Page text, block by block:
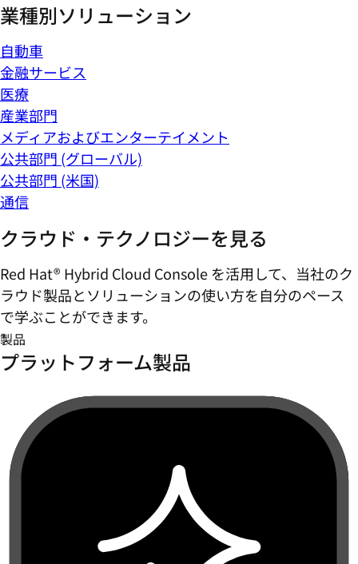
業種別ソリューション
自動車
金融サービス
医療
産業部門
メディアおよびエンターテイメント
公共部門 (グローバル)
公共部門 (米国)
通信
クラウド・テクノロジーを見る
Red Hat® Hybrid Cloud Console を活用して、当社のク
ラウド製品とソリューションの使い方を自分のペース
で学ぶことができます。
製品
プラットフォーム製品